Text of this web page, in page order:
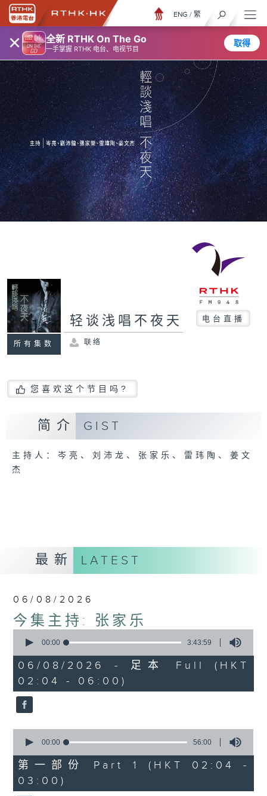
× 全新 RTHK On The Go
一手掌握 RTHK 电台、电视节目
取得
ENG / 繁
所有集数
轻谈浅唱不夜天 电台直播
联络
您喜欢这个节目吗?
简介 GIST
主持人：岑亮、刘沛龙、张家乐、雷玮陶、姜文
杰
最新 LATEST
06/08/2026
今集主持: 张家乐
seconds
3
hours,
43
minutes,
59
seconds
00:00 3:43:59
06/08/2026 - 足本 Full (HKT
02:04 - 06:00)
seconds
56
minutes,
0
seconds
00:00 56:00
第一部份 Part 1 (HKT 02:04 -
03:00)